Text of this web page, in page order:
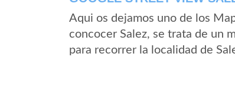
Aqui os dejamos uno de los
concocer Salez, se trata de un
para recorrer la localidad de